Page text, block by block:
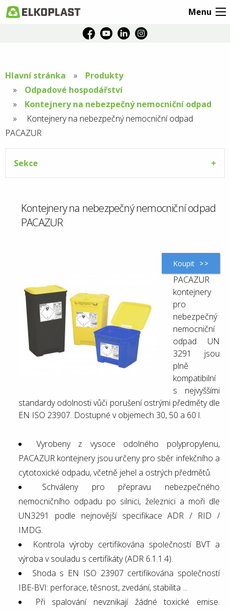
Menu
Hlavní stránka
Produkty
Odpadové hospodářství
Kontejnery na nebezpečný nemocniční odpad
Aktuální
stránka:
Kontejnery na nebezpečný nemocniční odpad
PACAZUR
Sekce
Kontejnery na nebezpečný nemocniční odpad
PACAZUR
Koupit
PACAZUR
kontejnery
pro
nebezpečný
nemocniční
odpad UN
3291 jsou
plně
kompatibilní
s nejvyššími
standardy odolnosti vůči porušení ostrými předměty dle
EN ISO 23907. Dostupné v objemech 30, 50 a 60 l.
Vyrobeny z vysoce odolného polypropylenu,
PACAZUR kontejnery jsou určeny pro sběr infekčního a
cytotoxické odpadu, včetně jehel a ostrých předmětů.
Schváleny pro přepravu nebezpečného
nemocničního odpadu po silnici, železnici a moři dle
UN3291 podle nejnovější specifikace ADR / RID /
IMDG.
Kontrola výroby certifikována společností BVT a
výroba v souladu s certifikáty (ADR 6.1.1.4).
Shoda s EN ISO 23907 certifikována společností
IBE-BVI: perforace, těsnost, zvedání, stabilita ...
Při spalování nevznikají žádné toxické emise.